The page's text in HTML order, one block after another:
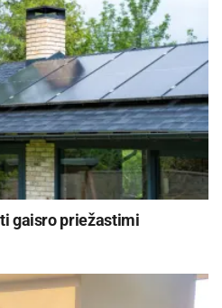
gaisro priežastimi